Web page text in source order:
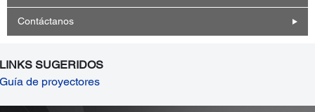
Contáctanos
LINKS SUGERIDOS
Guía de proyectores